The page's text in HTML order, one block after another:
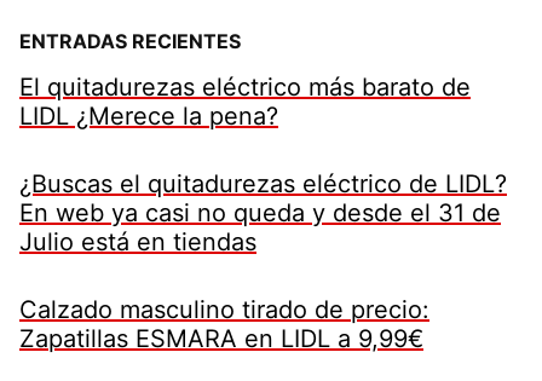
ENTRADAS RECIENTES
El quitadurezas eléctrico más barato de
LIDL ¿Merece la pena?
¿Buscas el quitadurezas eléctrico de LIDL?
En web ya casi no queda y desde el 31 de
Julio está en tiendas
Calzado masculino tirado de precio:
Zapatillas ESMARA en LIDL a 9,99€